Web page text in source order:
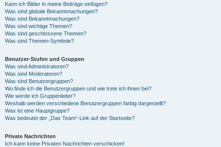
Kann ich Bilder in meine Beiträge einfügen?
Was sind globale Bekanntmachungen?
Was sind Bekanntmachungen?
Was sind wichtige Themen?
Was sind geschlossene Themen?
Was sind Themen-Symbole?
Benutzer-Stufen und Gruppen
Was sind Administratoren?
Was sind Moderatoren?
Was sind Benutzergruppen?
Wo finde ich die Benutzergruppen und wie trete ich ihnen bei?
Wie werde ich Gruppenleiter?
Weshalb werden verschiedene Benutzergruppen farbig dargestellt?
Was ist eine Hauptgruppe?
Was bedeutet der „Das Team“-Link auf der Startseite?
Private Nachrichten
Ich kann keine Privaten Nachrichten verschicken!